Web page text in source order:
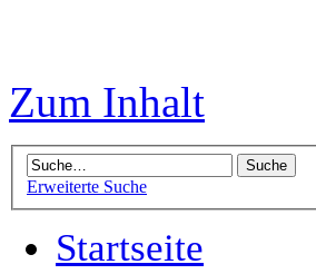
Zum Inhalt
Erweiterte Suche
Startseite